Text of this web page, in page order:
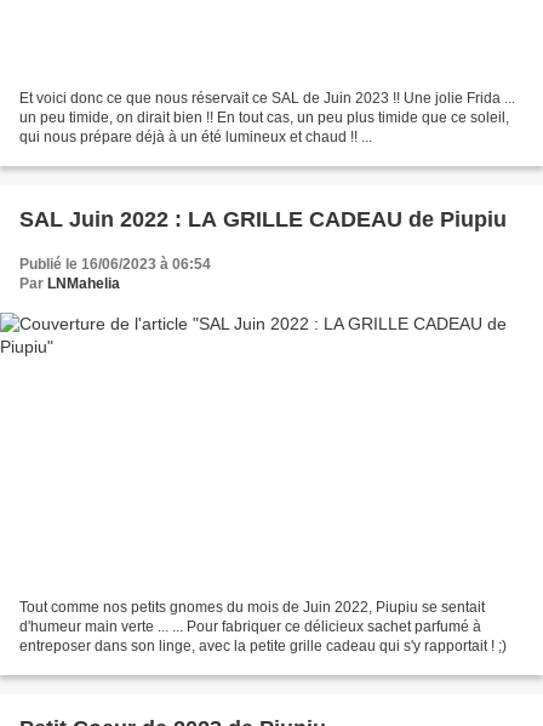
Et voici donc ce que nous réservait ce SAL de Juin 2023 !! Une jolie Frida ...
un peu timide, on dirait bien !! En tout cas, un peu plus timide que ce soleil,
qui nous prépare déjà à un été lumineux et chaud !! ...
SAL Juin 2022 : LA GRILLE CADEAU de Piupiu
Publié le 16/06/2023 à 06:54
Par LNMahelia
Tout comme nos petits gnomes du mois de Juin 2022, Piupiu se sentait
d'humeur main verte ... ... Pour fabriquer ce délicieux sachet parfumé à
entreposer dans son linge, avec la petite grille cadeau qui s'y rapportait ! ;)